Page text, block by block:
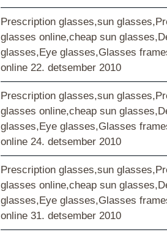
Prescription glasses,sun
glasses online,cheap sun
glasses,Eye glasses,Glasses
online 22. detsember 2010
Prescription glasses,sun
glasses online,cheap sun
glasses,Eye glasses,Glasses
online 24. detsember 2010
Prescription glasses,sun
glasses online,cheap sun
glasses,Eye glasses,Glasses
online 31. detsember 2010